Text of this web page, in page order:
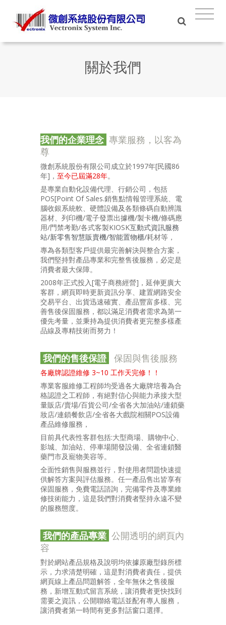
關於我們
我們的企業理念 專業服務，以客為
尊
微創系統股份有限公司成立於1997年[民國86
年]， 至今已屆滿28年。
是專業自動化設備代理、行銷公司，包括
POS[Point Of Sales.銷售點情報管理系統、電
腦收銀系統軟、硬體設備及各類條碼自動辨識
器材、列印機/電子發票出據機/製卡機/條碼應
用/門禁考勤/各式客製KIOSK互動式資訊服務
站/新零售智慧販賣機/智能置物櫃/耗材等，
專為各類型客戶提供最完善解決與整合方案，
我們堅持對產品專業和完整售後服務，必定是
消費者最大保障。
2008年正式投入[電子商務經營]，延伸更廣大
客群，網頁即時更新資訊分享、建置網路安全
交易平台、出貨迅速確實、產品豐富多樣、完
善售後保固服務，都以滿足消費者需求為第一
優先考量，並秉持為提供消費者更完整多樣產
品線及專精技術而努力！
我們的售後保證 保固與售後服務
各廠牌認證維修 3~10 工作天完修！！
專業客服維修工程師均受過各大廠牌培養為合
格認證之工程師，有絕對信心與能力承接大型
量販店/賣場/百貨公司/全省各大加油站/連鎖藥
妝店/連鎖餐飲店/全省各大戲院相關POS設備
產品維修服務，
目前具代表性客群包括:大型商場、購物中心、
影城、加油站、停車場開發設備、全省連鎖醫
藥門市及寵物美容等。
全面性銷售與服務並行，對使用者問題快速提
供解答方案與評估服務。任一產品售出皆享有
保固服務，免費電話諮詢，完備零件及專業維
修技術能力，這是我們對消費者堅持永遠不變
的服務態度。
我們的產品專業 公開透明的網頁內
容
對於網站產品規格及說明均依據原廠型錄所標
示，力求清楚明確，這是對消費者責任，提供
網頁線上產品問題解答，全年無休之售後服
務，新增互動式留言系統，讓消費者更快找到
需要之資訊，公開聯絡電話並配有專人服務，
讓消費者第一時間有更多對話窗口選擇。